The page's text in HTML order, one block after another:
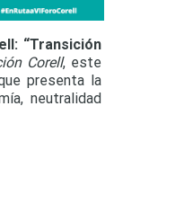
“Transición
Corell, este
presenta la
neutralidad